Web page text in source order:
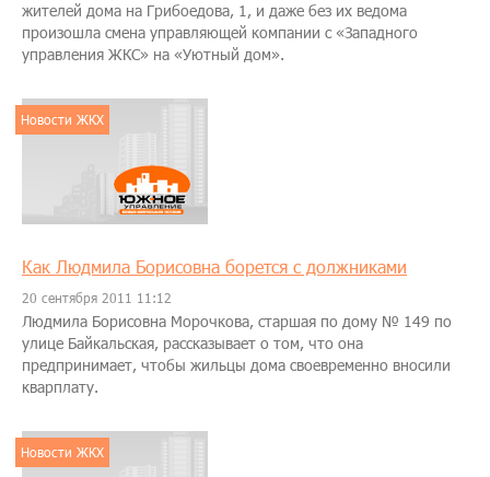
жителей дома на Грибоедова, 1, и даже без их ведома
произошла смена управляющей компании с «Западного
управления ЖКС» на «Уютный дом».
Новости ЖКХ
Как Людмила Борисовна борется с должниками
20 сентября 2011 11:12
Людмила Борисовна Морочкова, старшая по дому № 149 по
улице Байкальская, рассказывает о том, что она
предпринимает, чтобы жильцы дома своевременно вносили
кварплату.
Новости ЖКХ